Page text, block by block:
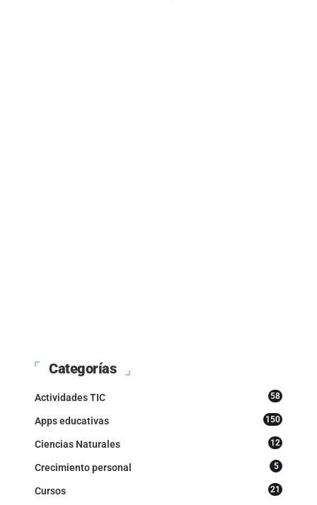
Categorías
Actividades TIC 58
Apps educativas 150
Ciencias Naturales 12
Crecimiento personal 5
Cursos 21